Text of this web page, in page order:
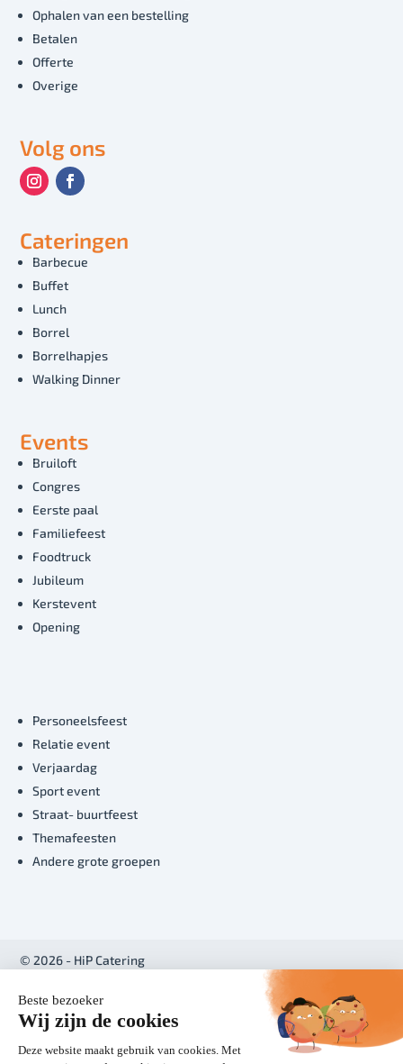
Ophalen van een bestelling
Betalen
Offerte
Overige
Volg ons
Cateringen
Barbecue
Buffet
Lunch
Borrel
Borrelhapjes
Walking Dinner
Events
Bruiloft
Congres
Eerste paal
Familiefeest
Foodtruck
Jubileum
Kerstevent
Opening
Personeelsfeest
Relatie event
Verjaardag
Sport event
Straat- buurtfeest
Themafeesten
Andere grote groepen
© 2026 - HiP Catering
Realisatie: